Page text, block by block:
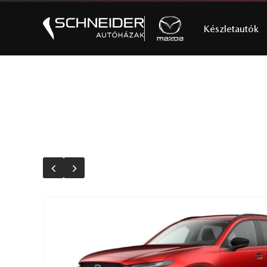
Készletautók